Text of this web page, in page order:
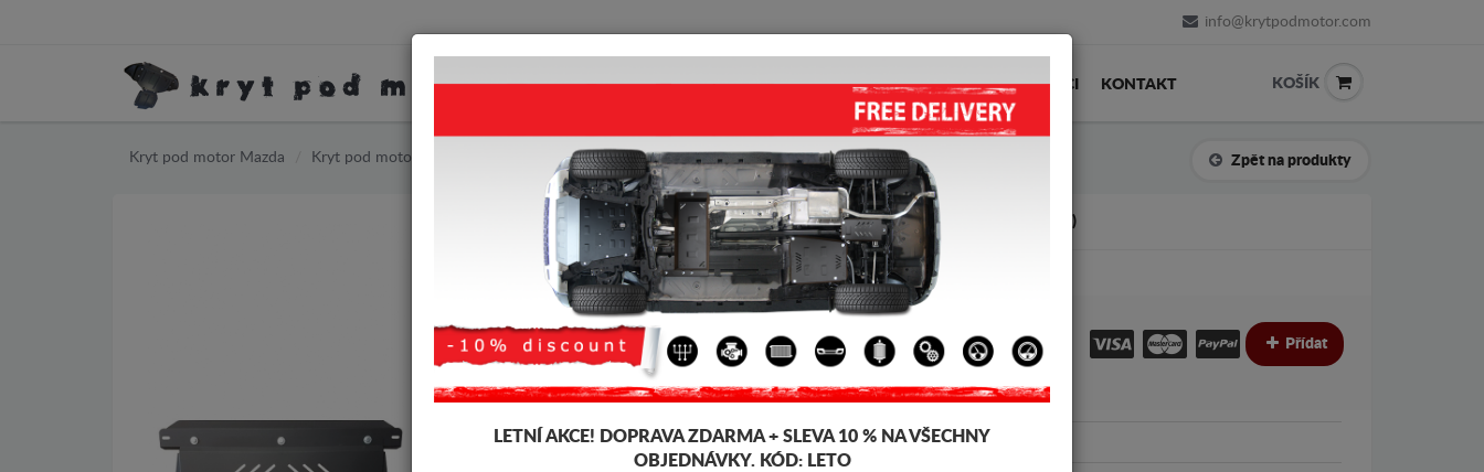
info@krytpodmotor.com
KRYT POD MOTOR HOME DOPRAVA FEEDBACK PRODEJCI KONTAKT KOŠÍK
Kryt pod motor Mazda Kryt pod motor Mazda 2 Zpět na produkty
KRYT POD MOTOR MAZDA 2 (2008-2014)
Kód výrobku: 13.112
148€ Přídat
Značka Mazda
LETNÍ AKCE! DOPRAVA ZDARMA + SLEVA 10 % NA VŠECHNY
OBJEDNÁVKY. KÓD: LETO